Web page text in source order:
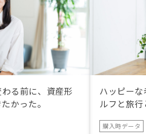
る前に、資産形
かった。
ハッピー
ルフと旅
購入時データ